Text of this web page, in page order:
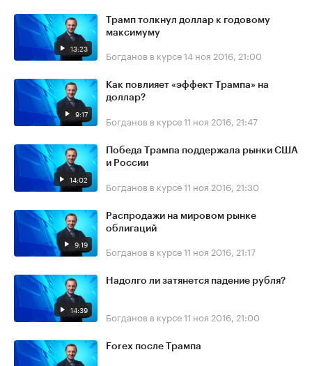
13:23
Трамп толкнул доллар к годовому
максимуму
Богданов в курсе14 ноя 2016, 21:00
9:17
Как повлияет «эффект Трампа» на
доллар?
Богданов в курсе11 ноя 2016, 21:47
14:02
Победа Трампа поддержала рынки США
и России
Богданов в курсе11 ноя 2016, 21:30
9:19
Распродажи на мировом рынке
облигаций
Богданов в курсе11 ноя 2016, 21:17
14:39
Надолго ли затянется падение рубля?
Богданов в курсе11 ноя 2016, 21:00
Forex после Трампа